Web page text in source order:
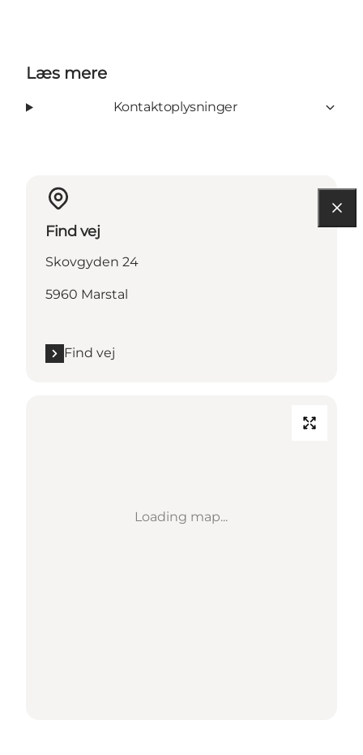
Læs mere
Kontaktoplysninger
Find vej
Skovgyden 24
5960 Marstal
Find vej
Loading map...